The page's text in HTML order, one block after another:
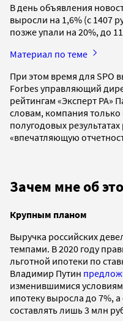
В день объявления
выросли на 1,6% (c 1407
позже упали на 20%, до
Материал по теме
При этом время для SPO
Forbes управляющий
рейтингам «Эксперт РА»
словам, компания только
полугодовых
«впечатляющую
Зачем мне об
Крупным планом
Выручка российских
темпами. В 2020 году
льготной ипотеки по
Владимир Путин
изменившимися
ипотеку выросла до 7%,
составлять лишь 3 млн